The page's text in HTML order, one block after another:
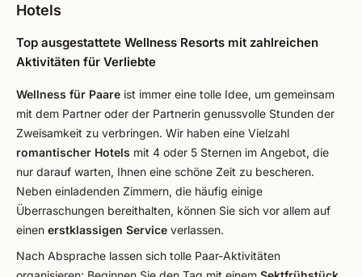
Hotels
Top ausgestattete Wellness Resorts mit zahlreichen
Aktivitäten für Verliebte
Wellness für Paare ist immer eine tolle Idee, um gemeinsam
mit dem Partner oder der Partnerin genussvolle Stunden der
Zweisamkeit zu verbringen. Wir haben eine Vielzahl
romantischer Hotels mit 4 oder 5 Sternen im Angebot, die
nur darauf warten, Ihnen eine schöne Zeit zu bescheren.
Neben einladenden Zimmern, die häufig einige
Überraschungen bereithalten, können Sie sich vor allem auf
einen erstklassigen Service verlassen.
Nach Absprache lassen sich tolle Paar-Aktivitäten